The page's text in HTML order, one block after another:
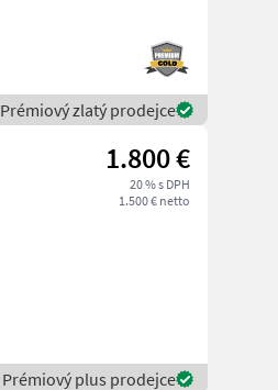
Prémiový zlatý prodejce
1.800 €
20 % s DPH
1.500 € netto
Prémiový plus prodejce